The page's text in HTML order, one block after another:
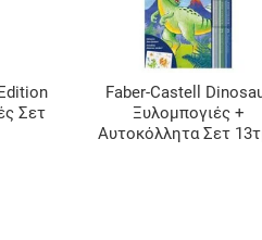
Σετ
Faber-Castell
Ξυλομπογιές +
Αυτοκόλλητα Σετ